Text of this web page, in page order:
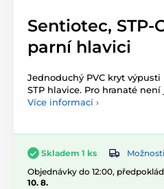
Sentiotec, STP-
parní hlavici
Jednoduchý PVC kryt
STP hlavice. Pro hranaté
Více informací ›
Skladem 1 ks
Objednávky do 12:00,
10. 8.